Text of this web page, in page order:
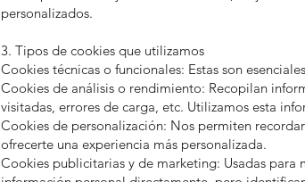
personalizados.
3. Tipos de cookies que utilizamos
Cookies técnicas o funcionales: Estas son
Cookies de análisis o rendimiento: Recopilan
visitadas, errores de carga, etc. Utilizamos esta
Cookies de personalización: Nos permiten
ofrecerte una experiencia más personalizada.
Cookies publicitarias y de marketing: Usadas